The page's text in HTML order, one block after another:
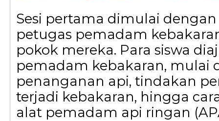
Sesi pertama dimulai
petugas pemadam
pokok mereka. Para siswa
pemadam kebakaran, mulai
penanganan api, tindakan
terjadi kebakaran, hingga
alat pemadam api ringan